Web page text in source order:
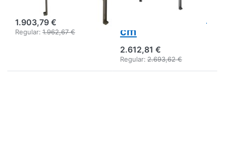
1.903,79 €
Regular: 1.962,67 €
electrónica,
cm
2.612,81 €
Regular: 2.693,62 €